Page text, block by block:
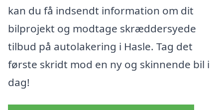
kan du få indsendt information om dit
bilprojekt og modtage skræddersyede
tilbud på autolakering i Hasle. Tag det
første skridt mod en ny og skinnende bil i
dag!